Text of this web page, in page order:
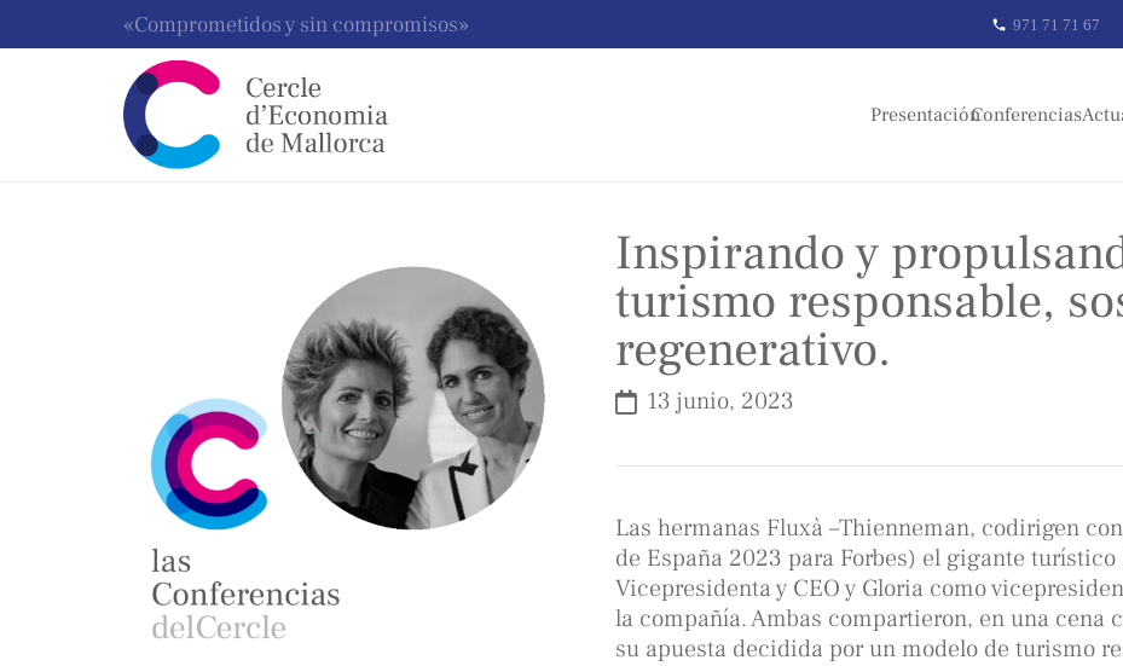
«Comprometidos y sin compromisos» phone 971 71 71 67
PresentaciónConferencias
Inspirando y
turismo responsable,
regenerativo.
13 junio, 2023
Las hermanas Fluxà –Thienneman, codirigen
de España 2023 para Forbes) el gigante
Vicepresidenta y CEO y Gloria como
la compañía. Ambas compartieron, en una cena
su apuesta decidida por un modelo de turismo